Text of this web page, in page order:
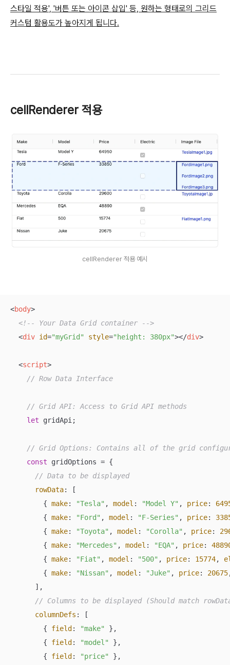
스타일 적용', '버튼 또는 아이콘 삽입' 등, 원하는 형태로의 그리드
커스텀 활용도가 높아지게 됩니다.
cellRenderer 적용
cellRenderer 적용 예시
<body>
<!-- Your Data Grid container -->
<div id="myGrid" style="height: 380px"></div>
<script>
// Row Data Interface
// Grid API: Access to Grid API methods
let gridApi;
// Grid Options: Contains all of the grid
const gridOptions = {
// Data to be displayed
rowData: [
        {
make: "Tesla" , model : "Model Y" , price:
        {
make: "Ford" , model : "F-Series" , price:
        {
make: "Toyota" , model : "Corolla" , price:
        {
make: "Mercedes" , model : "EQA" , price:
        {
make: "Fiat" , model : "500" , price: 15774,
        {
make: "Nissan" , model : "Juke" , price: 20675
      ],
// Columns to be displayed (Should match
columnDefs : [
        {
field : "make"
},
        {
field : "model"
},
        {
field : "price"
},